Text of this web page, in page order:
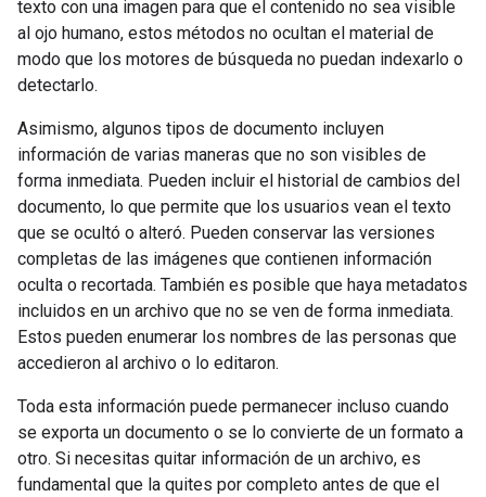
texto con una imagen para que el contenido no sea visible
al ojo humano, estos métodos no ocultan el material de
modo que los motores de búsqueda no puedan indexarlo o
detectarlo.
Asimismo, algunos tipos de documento incluyen
información de varias maneras que no son visibles de
forma inmediata. Pueden incluir el historial de cambios del
documento, lo que permite que los usuarios vean el texto
que se ocultó o alteró. Pueden conservar las versiones
completas de las imágenes que contienen información
oculta o recortada. También es posible que haya metadatos
incluidos en un archivo que no se ven de forma inmediata.
Estos pueden enumerar los nombres de las personas que
accedieron al archivo o lo editaron.
Toda esta información puede permanecer incluso cuando
se exporta un documento o se lo convierte de un formato a
otro. Si necesitas quitar información de un archivo, es
fundamental que la quites por completo antes de que el